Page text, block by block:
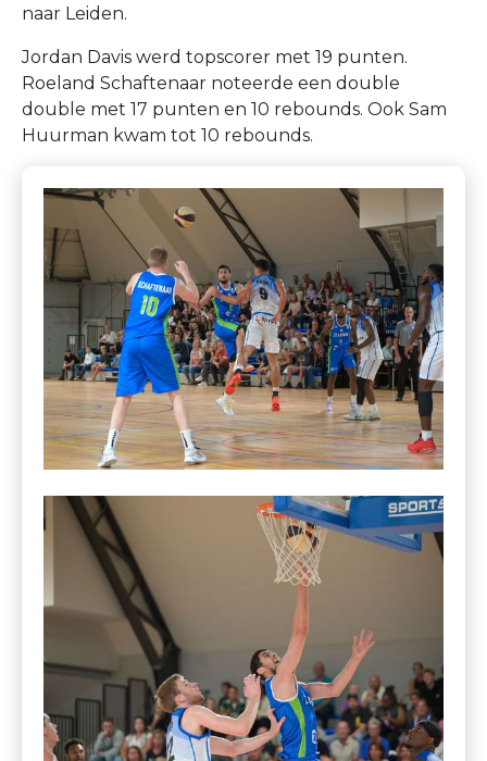
naar Leiden.
Jordan Davis werd topscorer met 19 punten.
Roeland Schaftenaar noteerde een double
double met 17 punten en 10 rebounds. Ook Sam
Huurman kwam tot 10 rebounds.